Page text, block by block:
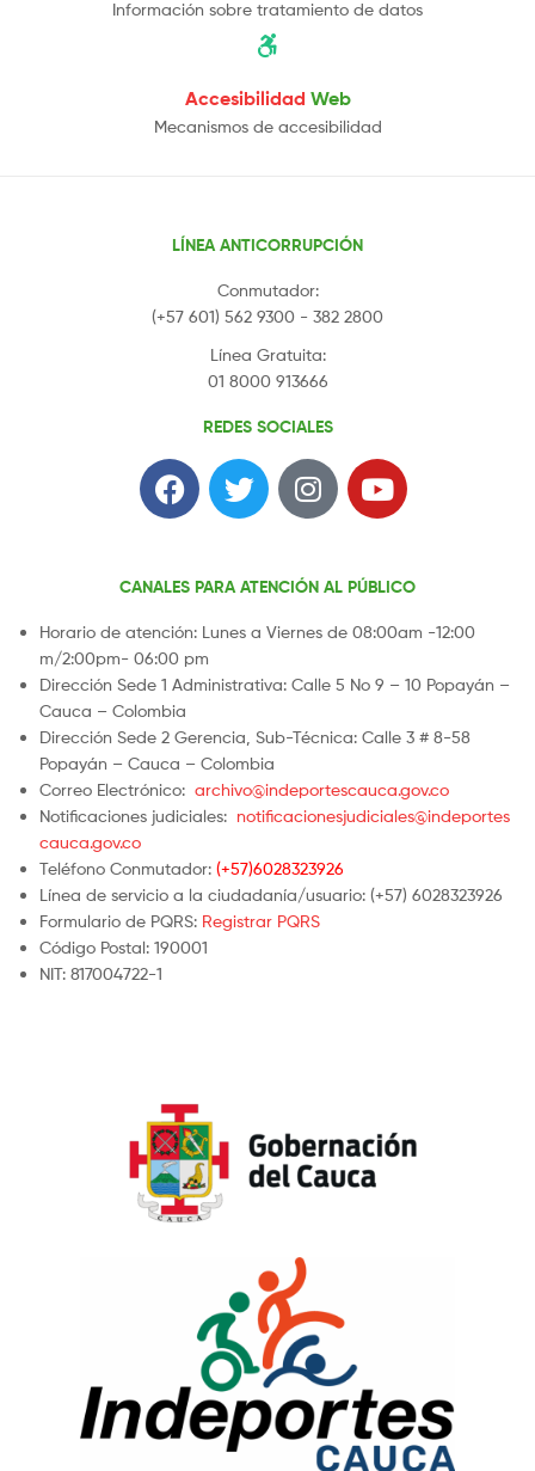
Información sobre tratamiento de datos
Accesibilidad Web
Mecanismos de accesibilidad
LÍNEA ANTICORRUPCIÓN
Conmutador:
(+57 601) 562 9300 - 382 2800
Línea Gratuita:
01 8000 913666
REDES SOCIALES
CANALES PARA ATENCIÓN AL PÚBLICO
Horario de atención: Lunes a Viernes de 08:00am -12:00
m/2:00pm- 06:00 pm
Dirección Sede 1 Administrativa: Calle 5 No 9 – 10 Popayán –
Cauca – Colombia
Dirección Sede 2 Gerencia, Sub-Técnica: Calle 3 # 8-58
Popayán – Cauca – Colombia
Correo Electrónico: archivo@indeportescauca.gov.co
Notificaciones judiciales: notificacionesjudiciales@indeportes
cauca.gov.co
Teléfono Conmutador: (+57)6028323926
Línea de servicio a la ciudadanía/usuario: (+57) 6028323926
Formulario de PQRS: Registrar PQRS
Código Postal: 190001
NIT: 817004722-1